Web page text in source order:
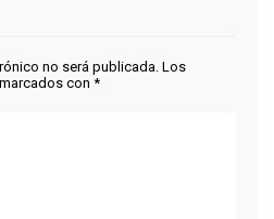
no será publicada. Los
con *